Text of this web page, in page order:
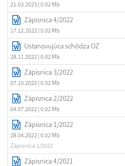
21.03.2023 | 0.02 Mb
Zápisnica 4/2022
17.12.2022 | 0.02 Mb
Ustanovujúca schôdza OZ
28.11.2022 | 0.02 Mb
Zápisnica 3/2022
07.10.2022 | 0.02 Mb
Zápisnica 2/2022
04.07.2022 | 0.02 Mb
Zápisnica 1/2022
28.04.2022 | 0.02 Mb
Zápisnica 1/2022
Zápisnica 4/2021